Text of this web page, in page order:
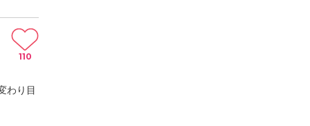
わり目
110